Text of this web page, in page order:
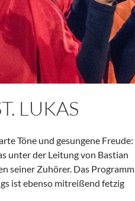
LUKAS
Töne und gesungene Freude:
unter der Leitung von Bastian
seiner Zuhörer. Das Programm
ist ebenso mitreißend fetzig